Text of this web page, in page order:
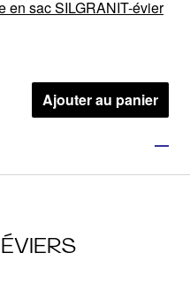
en sac SILGRANIT-évier
Ajouter au panier